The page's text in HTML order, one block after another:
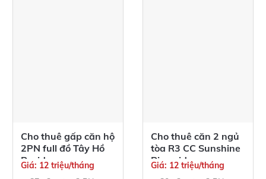
Cho thuê gấp căn hộ
2PN full đồ Tây Hồ
Residence
Giá: 12 triệu/tháng
Cho thuê căn 2 ngủ
tòa R3 CC Sunshine
Riverside
Giá: 12 triệu/tháng